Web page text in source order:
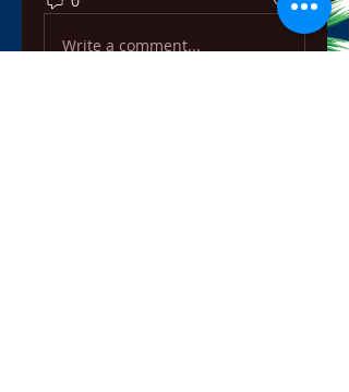
Write a comment...